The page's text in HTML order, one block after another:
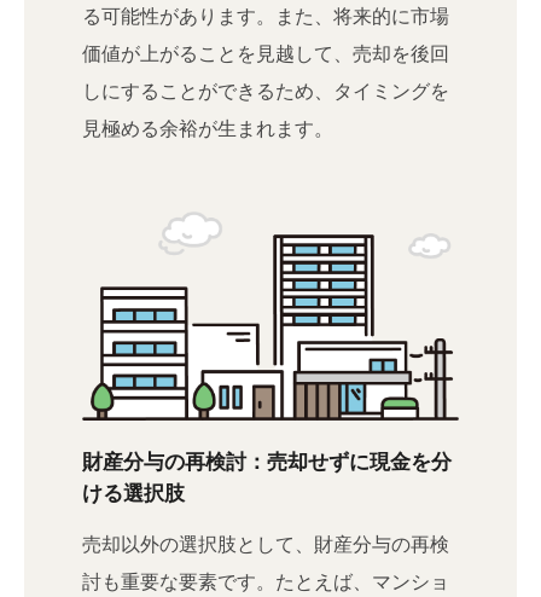
る可能性があります。また、将来的に市場
価値が上がることを見越して、売却を後回
しにすることができるため、タイミングを
見極める余裕が生まれます。
財産分与の再検討：売却せずに現金を分
ける選択肢
売却以外の選択肢として、財産分与の再検
討も重要な要素です。たとえば、マンショ